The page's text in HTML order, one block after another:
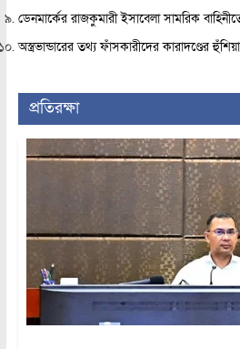
ডেনমার্কের রাজকুমারী ইসাবেলা সামরিক
অস্ত্রভান্ডারের তথ্য ফাঁসকারীদের কারাদণ্ডের
প্রতিরক্ষা